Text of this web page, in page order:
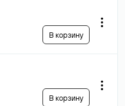
В корзину
В корзину